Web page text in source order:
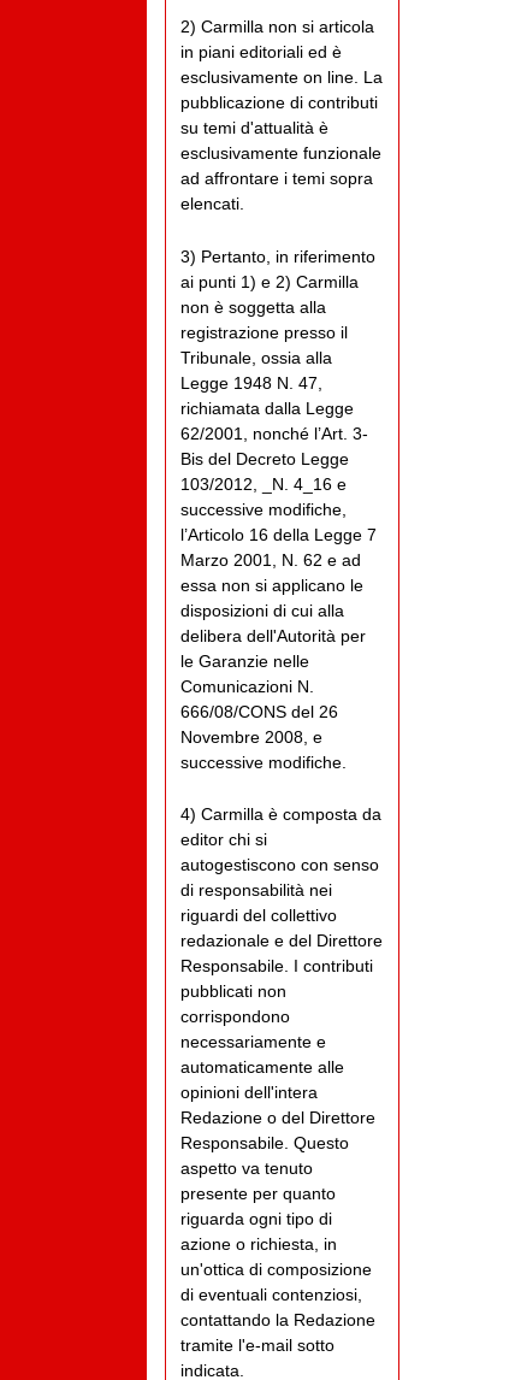
2) Carmilla non si articola
in piani editoriali ed è
esclusivamente on line. La
pubblicazione di contributi
su temi d'attualità è
esclusivamente funzionale
ad affrontare i temi sopra
elencati.
3) Pertanto, in riferimento
ai punti 1) e 2) Carmilla
non è soggetta alla
registrazione presso il
Tribunale, ossia alla
Legge 1948 N. 47,
richiamata dalla Legge
62/2001, nonché l’Art. 3-
Bis del Decreto Legge
103/2012, _N. 4_16 e
successive modifiche,
l’Articolo 16 della Legge 7
Marzo 2001, N. 62 e ad
essa non si applicano le
disposizioni di cui alla
delibera dell'Autorità per
le Garanzie nelle
Comunicazioni N.
666/08/CONS del 26
Novembre 2008, e
successive modifiche.
4) Carmilla è composta da
editor chi si
autogestiscono con senso
di responsabilità nei
riguardi del collettivo
redazionale e del Direttore
Responsabile. I contributi
pubblicati non
corrispondono
necessariamente e
automaticamente alle
opinioni dell'intera
Redazione o del Direttore
Responsabile. Questo
aspetto va tenuto
presente per quanto
riguarda ogni tipo di
azione o richiesta, in
un'ottica di composizione
di eventuali contenziosi,
contattando la Redazione
tramite l'e-mail sotto
indicata.